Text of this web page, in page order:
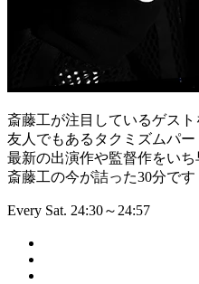
斎藤工が注目しているゲスト
友人でもあるタクミズムパー
最新の出演作や監督作をいち
斎藤工の今が詰った30分です
Every Sat. 24:30～24:57